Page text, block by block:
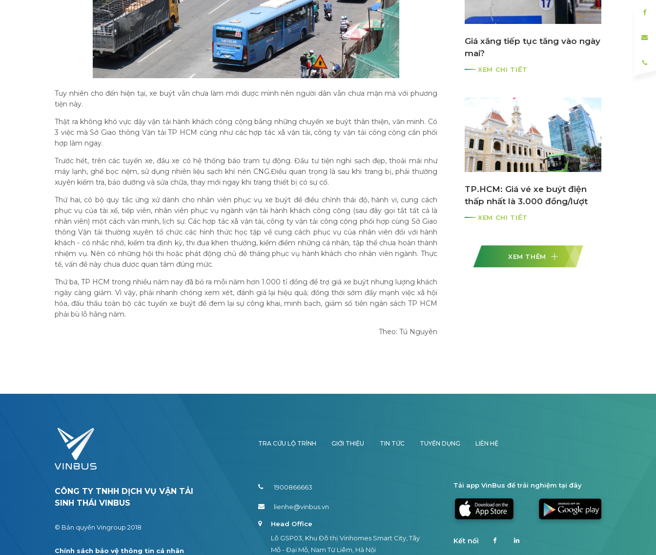
Tuy nhiên cho đến hiện tại, xe buýt vẫn chưa làm mới được mình nên người dân vẫn chưa mặn mà với phương
tiện này.
Thật ra không khó vực dậy vận tải hành khách công cộng bằng những chuyến xe buýt thân thiện, văn minh. Có
3 việc mà Sở Giao thông Vận tải TP HCM cũng như các hợp tác xã vận tải, công ty vận tải công cộng cần phối
hợp làm ngay.
Trước hết, trên các tuyến xe, đầu xe có hệ thống báo trạm tự động. Đầu tư tiện nghi sạch đẹp, thoải mái như
máy lạnh, ghế bọc nệm, sử dụng nhiên liệu sạch khí nén CNG.Điều quan trọng là sau khi trang bị, phải thường
xuyên kiểm tra, bảo dưỡng và sửa chữa, thay mới ngay khi trang thiết bị có sự cố.
Thứ hai, có bộ quy tắc ứng xử dành cho nhân viên phục vụ xe buýt để điều chỉnh thái độ, hành vi, cung cách
phục vụ của tài xế, tiếp viên, nhân viên phục vụ ngành vận tải hành khách công cộng (sau đây gọi tắt tất cả là
nhân viên) một cách văn minh, lịch sự. Các hợp tác xã vận tải, công ty vận tải công cộng phối hợp cùng Sở Giao
thông Vận tải thường xuyên tổ chức các hình thức học tập về cung cách phục vụ của nhân viên đối với hành
khách - có nhắc nhở, kiểm tra định kỳ, thi đua khen thưởng, kiểm điểm những cá nhân, tập thể chưa hoàn thành
nhiệm vụ. Nên có những hội thi hoặc phát động chủ đề tháng phục vụ hành khách cho nhân viên ngành. Thực
tế, vấn đề này chưa được quan tâm đúng mức.
Thứ ba, TP HCM trong nhiều năm nay đã bỏ ra mỗi năm hơn 1.000 tỉ đồng để trợ giá xe buýt nhưng lượng khách
ngày càng giảm. Vì vậy, phải nhanh chóng xem xét, đánh giá lại hiệu quả; đồng thời sớm đẩy mạnh việc xã hội
hóa, đấu thầu toàn bộ các tuyến xe buýt để đem lại sự công khai, minh bạch, giảm số tiền ngân sách TP HCM
phải bù lỗ hằng năm.
Theo: Tú Nguyên
Giá xăng tiếp tục tăng vào ngày
mai?
XEM CHI TIẾT
TP.HCM: Giá vé xe buýt điện
thấp nhất là 3.000 đồng/lượt
XEM CHI TIẾT
XEM THÊM
CÔNG TY TNHH DỊCH VỤ VẬN TẢI
SINH THÁI VINBUS
© Bản quyền Vingroup 2018
Chính sách bảo vệ thông tin cá nhân
TRA CỨU LỘ TRÌNH GIỚI THIỆU TIN TỨC TUYỂN DỤNG LIÊN HỆ
1900866663
lienhe@vinbus.vn
Head Office
Lô GSP03, Khu Đô thị Vinhomes Smart City, Tây
Mỗ - Đại Mỗ, Nam Từ Liêm, Hà Nội
Tải app VinBus để trải nghiệm tại đây
Kết nối